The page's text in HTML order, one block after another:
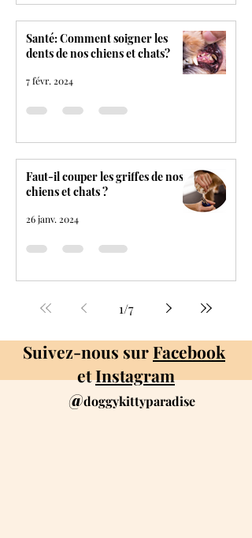
Santé: Comment soigner les
dents de nos chiens et chats?
7 févr. 2024
Faut-il couper les griffes de nos
chiens et chats ?
26 janv. 2024
1/7
Suivez-nous surFacebook
etInstagram
@doggykittyparadise